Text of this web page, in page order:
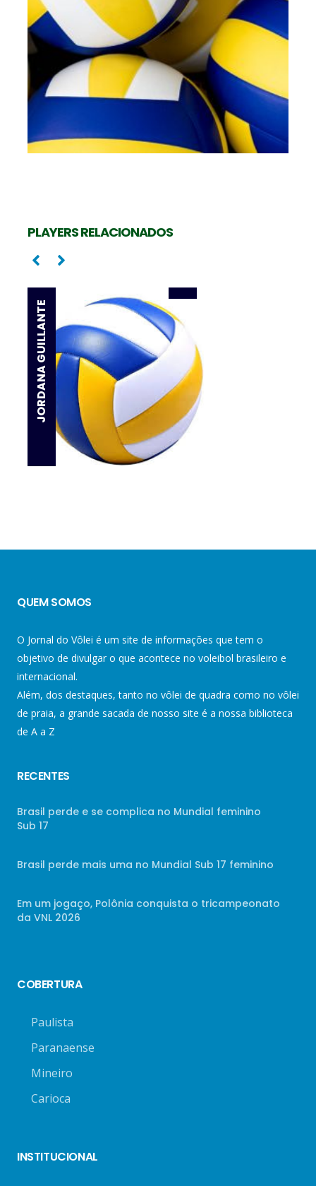
PLAYERS RELACIONADOS
JORDANA GUILLANTE
Oposta
Levantadora
QUEM SOMOS
O Jornal do Vôlei é um site de informações que tem o
objetivo de divulgar o que acontece no voleibol brasileiro e
internacional.
Além, dos destaques, tanto no vôlei de quadra como no vôlei
de praia, a grande sacada de nosso site é a nossa biblioteca
de A a Z
RECENTES
Brasil perde e se complica no Mundial feminino
Sub 17
Brasil perde mais uma no Mundial Sub 17 feminino
Em um jogaço, Polônia conquista o tricampeonato
da VNL 2026
COBERTURA
Paulista
Paranaense
Mineiro
Carioca
INSTITUCIONAL